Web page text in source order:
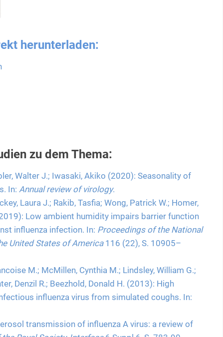
herunterladen:
zu dem Thema:
Walter J.; Iwasaki, Akiko (2020): Seasonality of
In: Annual review of virology.
Laura J.; Rakib, Tasfia; Wong, Patrick W.; Homer,
Low ambient humidity impairs barrier function
influenza infection. In: Proceedings of the National
United States of America 116 (22), S. 10905–
M.; McMillen, Cynthia M.; Lindsley, William G.;
Denzil R.; Beezhold, Donald H. (2013): High
influenza virus from simulated coughs. In:
transmission of influenza A virus: a review of